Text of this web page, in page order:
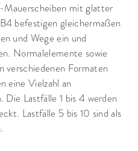
-Mauerscheiben mit glatter
befestigen gleichermaßen
und Wege ein und
Normalelemente sowie
verschiedenen Formaten
eine Vielzahl an
Lastfälle 1 bis 4 werden
Lastfälle 5 bis 10 sind als